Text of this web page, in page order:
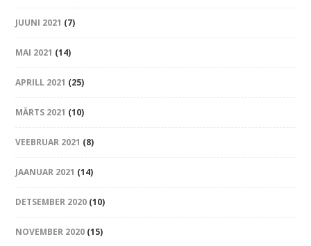
JUUNI 2021 (7)
MAI 2021 (14)
APRILL 2021 (25)
MÄRTS 2021 (10)
VEEBRUAR 2021 (8)
JAANUAR 2021 (14)
DETSEMBER 2020 (10)
NOVEMBER 2020 (15)